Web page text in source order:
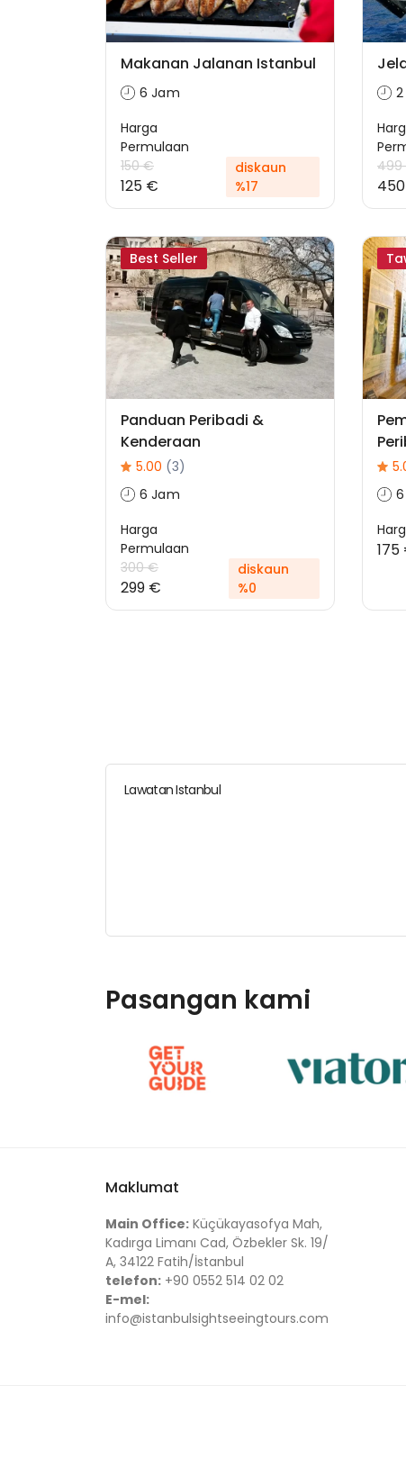
Makanan Jalanan Istanbul
6 Jam
Harga
Permulaan
150 €
125 €
diskaun
%17
Best Seller
Panduan Peribadi &
Kenderaan
5.00 (3)
6 Jam
Harga
Permulaan
300 €
299 €
diskaun
%0
175
Lawatan Istanbul
Pasangan kami
Maklumat
Main Office: Küçükayasofya Mah,
Kadırga Limanı Cad, Özbekler Sk. 19/
A, 34122 Fatih/İstanbul
telefon: +90 0552 514 02 02
E-mel:
info@istanbulsightseeingtours.com